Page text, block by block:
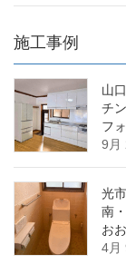
施工事例
山
チ
フ
9月
光
南
お
4月